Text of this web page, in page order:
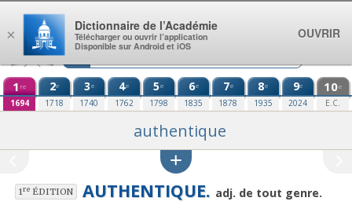
Aller au contenu
1 re
1694
2e
1718
3e
1740
4e
1762
5e
1798
6e
1835
7e
1878
8e
1935
9e
2024
10e
E.C.
authentique
1reÉDITION AUTHENTIQUE. adj. de tout genre.
×
Dictionnaire de l’Académie
Télécharger ou ouvrir l’application
Disponible sur Android et iOS
OUVRIR